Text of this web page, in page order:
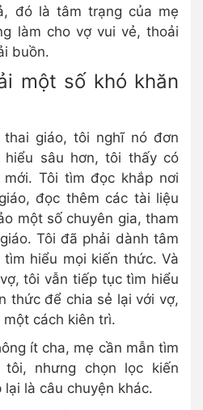
đó là tâm trạng của mẹ
làm cho vợ vui vẻ, thoải
buồn.
một số khó khăn
giáo, tôi nghĩ nó đơn
hiểu sâu hơn, tôi thấy có
Tôi tìm đọc khắp nơi
đọc thêm các tài liệu
một số chuyên gia, tham
Tôi đã phải dành tâm
hiểu mọi kiến thức. Và
tôi vẫn tiếp tục tìm hiểu
thức để chia sẻ lại với vợ,
cách kiên trì.
ít cha, mẹ cần mẫn tìm
nhưng chọn lọc kiến
là câu chuyện khác.